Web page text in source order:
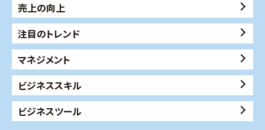
売上の向上
注目のトレンド
マネジメント
ビジネススキル
ビジネスツール